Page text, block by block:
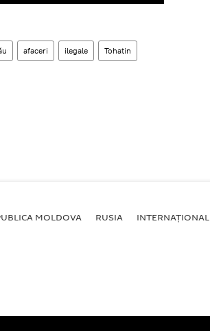
afaceri ilegale Tohatin
MOLDOVA RUSIA INTERNAȚIONAL